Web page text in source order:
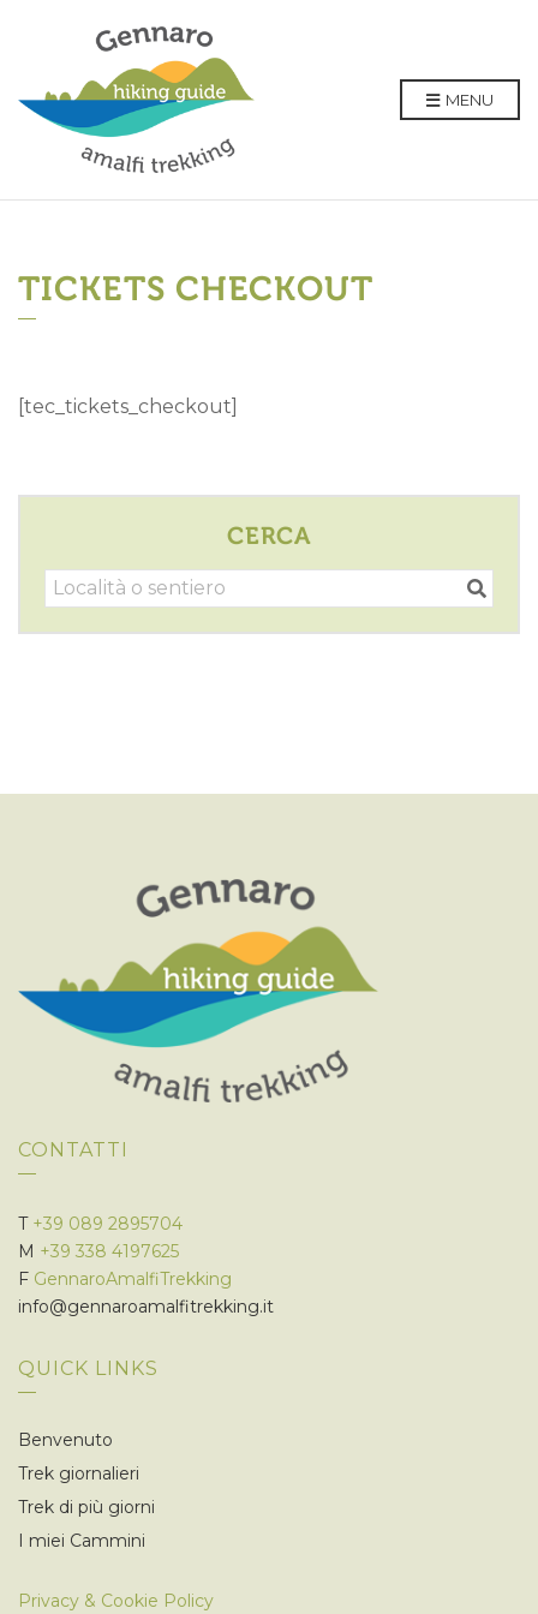
MENU
TICKETS CHECKOUT
[tec_tickets_checkout]
CERCA
CONTATTI
T +39 089 2895704
M +39 338 4197625
F GennaroAmalfiTrekking
info@gennaroamalfitrekking.it
QUICK LINKS
Benvenuto
Trek giornalieri
Trek di più giorni
I miei Cammini
Privacy & Cookie Policy